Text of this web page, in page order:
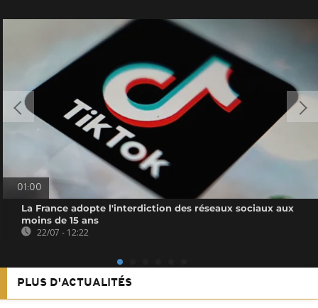
01:00
La France adopte l'interdiction des réseaux sociaux aux
moins de 15 ans
22/07 - 12:22
PLUS D'ACTUALITÉS